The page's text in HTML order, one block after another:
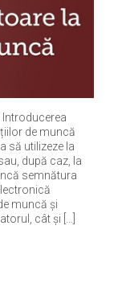
de muncă
să utilizeze la
după caz, la
semnătura
muncă și
cât și […]